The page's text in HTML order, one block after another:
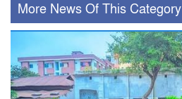
More News Of This Category